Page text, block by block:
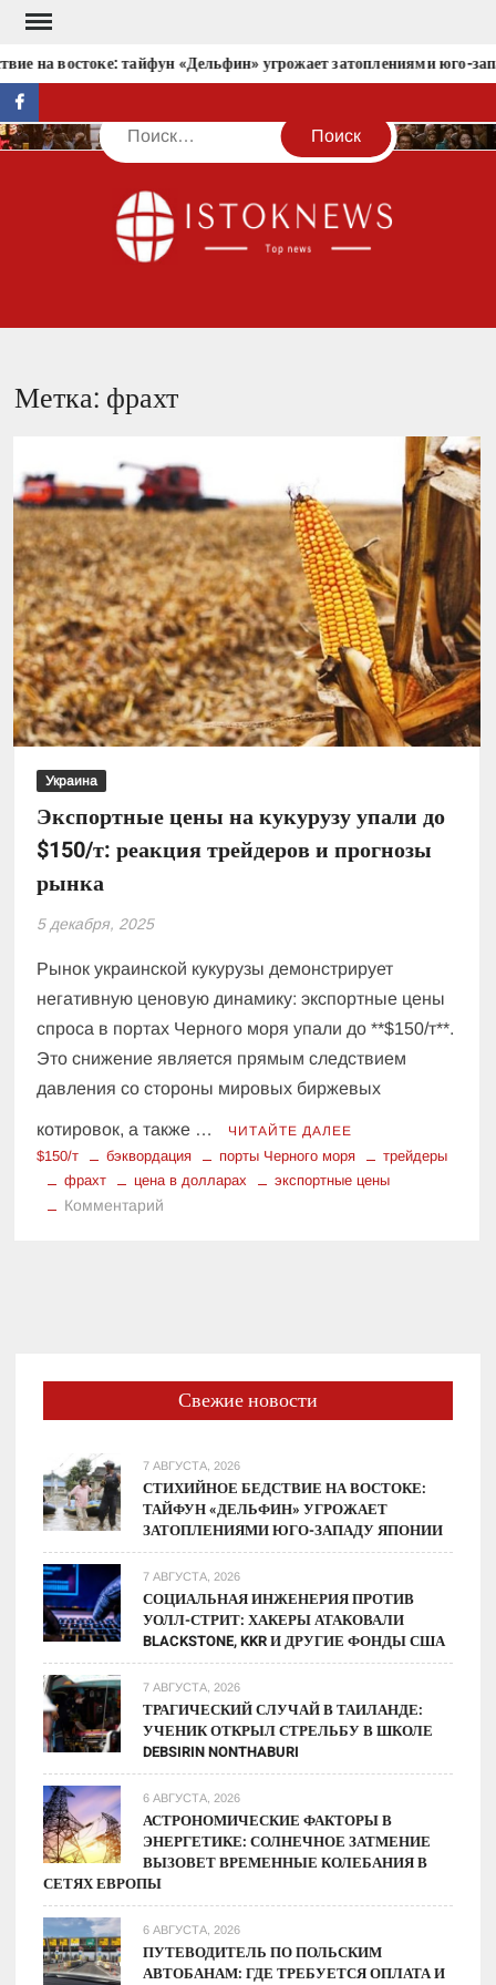
Перейти
содержимому
на востоке: тайфун «Дельфин» угрожает затоплениями юго-
facebook
Поиск
Метка: фрахт
Украина
Экспортные цены на кукурузу упали до
$150/т: реакция трейдеров и прогнозы
рынка
5 декабря, 2025
Рынок украинской кукурузы демонстрирует
негативную ценовую динамику: экспортные цены
спроса в портах Черного моря упали до **$150/т**.
Это снижение является прямым следствием
давления со стороны мировых биржевых
котировок, а также … ЧИТАЙТЕ ДАЛЕЕ
$150/т бэквордация порты Черного моря
трейдеры
фрахт
цена в долларах экспортные цены
Комментарий
$150/
трейдеров
и
прогнозы
рынка
Свежие новости
7 АВГУСТА, 2026
СТИХИЙНОЕ БЕДСТВИЕ НА ВОСТОКЕ:
ТАЙФУН «ДЕЛЬФИН» УГРОЖАЕТ
ЗАТОПЛЕНИЯМИ ЮГО-ЗАПАДУ ЯПОНИИ
7 АВГУСТА, 2026
СОЦИАЛЬНАЯ ИНЖЕНЕРИЯ ПРОТИВ
УОЛЛ-СТРИТ: ХАКЕРЫ АТАКОВАЛИ
BLACKSTONE, KKR И ДРУГИЕ ФОНДЫ США
7 АВГУСТА, 2026
ТРАГИЧЕСКИЙ СЛУЧАЙ В ТАИЛАНДЕ:
УЧЕНИК ОТКРЫЛ СТРЕЛЬБУ В ШКОЛЕ
DEBSIRIN NONTHABURI
6 АВГУСТА, 2026
АСТРОНОМИЧЕСКИЕ ФАКТОРЫ В
ЭНЕРГЕТИКЕ: СОЛНЕЧНОЕ ЗАТМЕНИЕ
ВЫЗОВЕТ ВРЕМЕННЫЕ КОЛЕБАНИЯ В
СЕТЯХ ЕВРОПЫ
6 АВГУСТА, 2026
ПУТЕВОДИТЕЛЬ ПО ПОЛЬСКИМ
АВТОБАНАМ: ГДЕ ТРЕБУЕТСЯ ОПЛАТА И